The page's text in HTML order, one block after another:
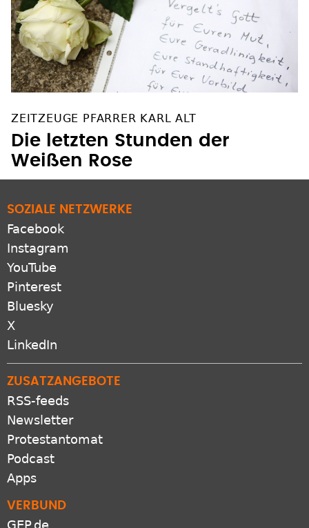
ZEITZEUGE PFARRER KARL ALT
Die letzten Stunden der
Weißen Rose
SOZIALE NETZWERKE
Facebook
Instagram
YouTube
Pinterest
Bluesky
X
LinkedIn
ZUSATZANGEBOTE
RSS-feeds
Newsletter
Protestantomat
Podcast
Apps
VERBUND
GEP.de